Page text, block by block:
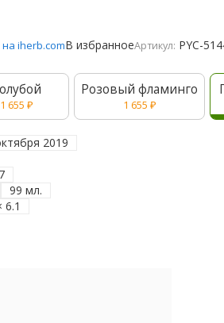
iherb.comВ избранноеАртикул: PYC-
1 655 ₽
Розовый фламинго
1 655 ₽
2019
99 мл.
6.1